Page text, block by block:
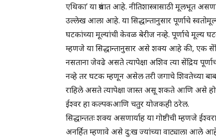
एथिका’ या ग्रंथात आहे. नीतिशास्त्रासाठी मूलभूत
उल्लेख आला आहे. या सिद्धान्तानुसार पूर्णाचे
घटकांच्या मूल्यांची केवळ बेरीज नव्हे. पूर्णाचे मूल्य
म्हणजे या सिद्धान्तानुसार असे शक्य आहे की, एक
नसताना जेवढे असते त्यापेक्षा अशिव त्या सेंद्रिय
नव्हे तर घटक म्हणून असेल तरी जगाचे शिवतेच्या
राहिले असते त्यापेक्षा जास्त असू शकते आणि असे होणे
ईश्वर हा कल्पकआणि चतुर योजकही ठरेल.
सिद्धान्ततः शक्य असणार्याह या गोष्टीची म्हणजे
अनर्हित म्हणावे असे दु:ख ज्यांच्या वाट्याला आले आहे